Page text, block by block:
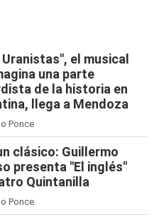
el musical
una parte
de la historia en
llega a Mendoza
Ponce
clásico: Guillermo
presenta "El inglés"
Quintanilla
Ponce